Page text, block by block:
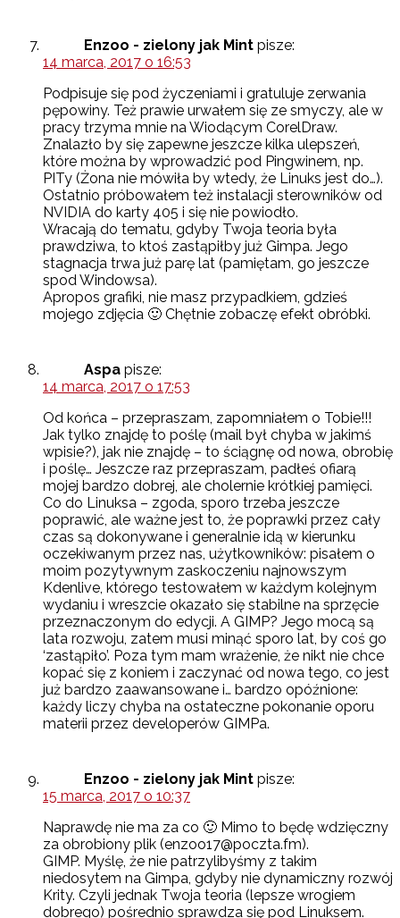
Enzoo - zielony jak Mint pisze:
14 marca, 2017 o 16:53
Podpisuje się pod życzeniami i gratuluje zerwania
pępowiny. Też prawie urwałem się ze smyczy, ale w
pracy trzyma mnie na Wiodącym CorelDraw.
Znalazło by się zapewne jeszcze kilka ulepszeń,
które można by wprowadzić pod Pingwinem, np.
PITy (Żona nie mówiła by wtedy, że Linuks jest do…).
Ostatnio próbowałem też instalacji sterowników od
NVIDIA do karty 405 i się nie powiodło.
Wracają do tematu, gdyby Twoja teoria była
prawdziwa, to ktoś zastąpiłby już Gimpa. Jego
stagnacja trwa już parę lat (pamiętam, go jeszcze
spod Windowsa).
Apropos grafiki, nie masz przypadkiem, gdzieś
mojego zdjęcia 🙂 Chętnie zobaczę efekt obróbki.
Aspa pisze:
14 marca, 2017 o 17:53
Od końca – przepraszam, zapomniałem o Tobie!!!
Jak tylko znajdę to poślę (mail był chyba w jakimś
wpisie?), jak nie znajdę – to ściągnę od nowa, obrobię
i poślę… Jeszcze raz przepraszam, padłeś ofiarą
mojej bardzo dobrej, ale cholernie krótkiej pamięci.
Co do Linuksa – zgoda, sporo trzeba jeszcze
poprawić, ale ważne jest to, że poprawki przez cały
czas są dokonywane i generalnie idą w kierunku
oczekiwanym przez nas, użytkowników: pisałem o
moim pozytywnym zaskoczeniu najnowszym
Kdenlive, którego testowałem w każdym kolejnym
wydaniu i wreszcie okazało się stabilne na sprzęcie
przeznaczonym do edycji. A GIMP? Jego mocą są
lata rozwoju, zatem musi minąć sporo lat, by coś go
‘zastąpiło’. Poza tym mam wrażenie, że nikt nie chce
kopać się z koniem i zaczynać od nowa tego, co jest
już bardzo zaawansowane i… bardzo opóźnione:
każdy liczy chyba na ostateczne pokonanie oporu
materii przez developerów GIMPa.
Enzoo - zielony jak Mint pisze:
15 marca, 2017 o 10:37
Naprawdę nie ma za co 🙂 Mimo to będę wdzięczny
za obrobiony plik (enzoo17@poczta.fm).
GIMP. Myślę, że nie patrzylibyśmy z takim
niedosytem na Gimpa, gdyby nie dynamiczny rozwój
Krity. Czyli jednak Twoja teoria (lepsze wrogiem
dobrego) pośrednio sprawdza się pod Linuksem.